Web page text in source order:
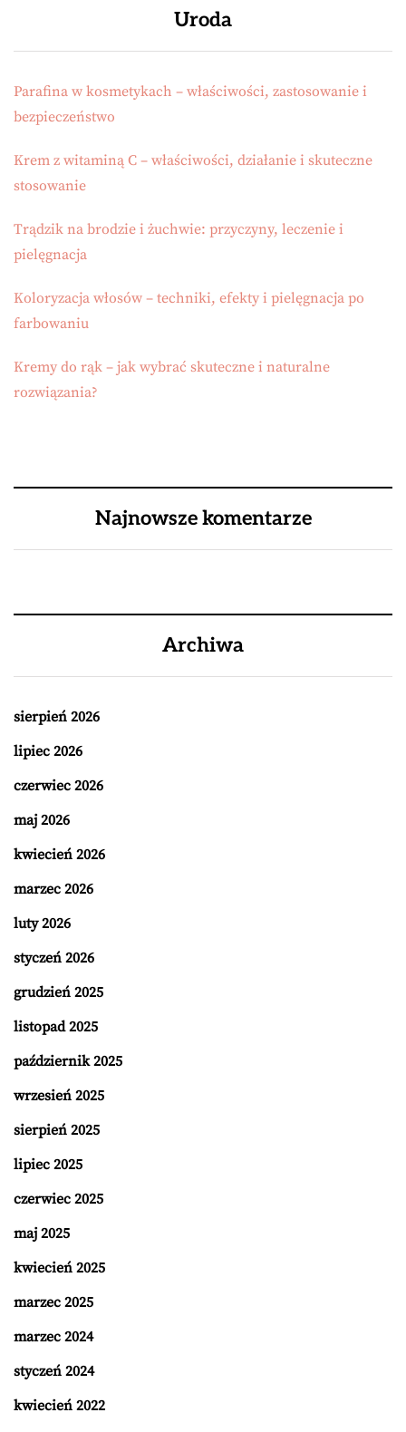
Uroda
Parafina w kosmetykach – właściwości, zastosowanie i
bezpieczeństwo
Krem z witaminą C – właściwości, działanie i skuteczne
stosowanie
Trądzik na brodzie i żuchwie: przyczyny, leczenie i
pielęgnacja
Koloryzacja włosów – techniki, efekty i pielęgnacja po
farbowaniu
Kremy do rąk – jak wybrać skuteczne i naturalne
rozwiązania?
Najnowsze komentarze
Archiwa
sierpień 2026
lipiec 2026
czerwiec 2026
maj 2026
kwiecień 2026
marzec 2026
luty 2026
styczeń 2026
grudzień 2025
listopad 2025
październik 2025
wrzesień 2025
sierpień 2025
lipiec 2025
czerwiec 2025
maj 2025
kwiecień 2025
marzec 2025
marzec 2024
styczeń 2024
kwiecień 2022